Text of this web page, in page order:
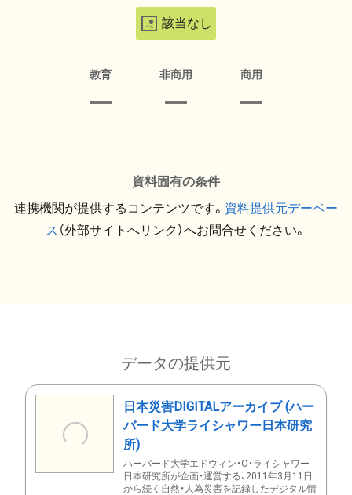
該当なし
教育 非商用 商用
資料固有の条件
連携機関が提供するコンテンツです。 資料提供元デーベー
ス （外部サイトへリンク）へお問合せください。
データの提供元
日本災害DIGITALアーカイブ (ハー
バード大学ライシャワー日本研究
所)
ハーバード大学エドウィン・O・ライシャワー
日本研究所が企画・運営する、2011年3月11日
から続く自然・人為災害を記録したデジタル情